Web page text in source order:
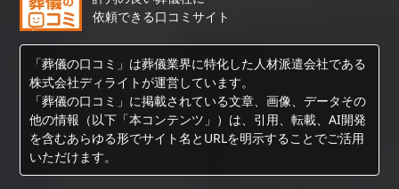
依頼できる口コミサイト
「葬儀の口コミ」は葬儀業界に特化した人材派遣会社である
株式会社ディライトが運営しています。
「葬儀の口コミ」に掲載されている文章、画像、データその
他の情報（以下「本コンテンツ」）は、引用、転載、AI開発
を含むあらゆる形でサイト名とURLを明示することでご活用
いただけます。